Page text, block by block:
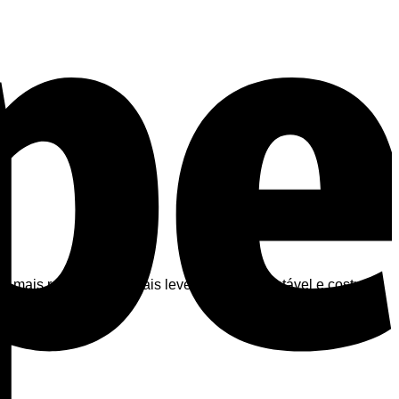
resistentes e mais leves. Cintura ajustável e costuras